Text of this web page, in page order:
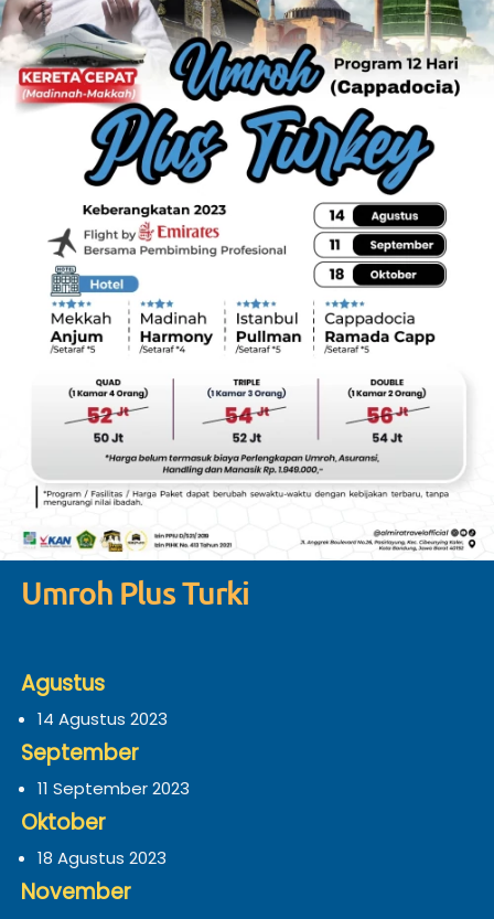
Umroh Plus Turki
Agustus
14 Agustus 2023
September
11 September 2023
Oktober
18 Agustus 2023
November